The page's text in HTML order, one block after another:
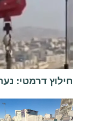
חילוץ דרמטי: